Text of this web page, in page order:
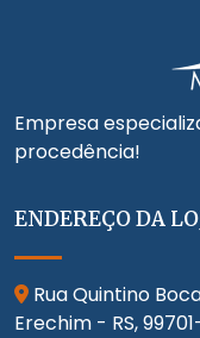
Empresa
procedência!
ENDEREÇO DA
Rua Quintino
Erechim - RS,